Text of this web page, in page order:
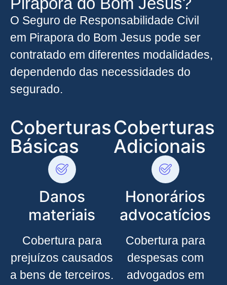
O Seguro de Responsabilidade Civil
em Pirapora do Bom Jesus pode ser
contratado em diferentes modalidades,
dependendo das necessidades do
segurado.
Coberturas
Básicas
Danos
materiais
Cobertura para
prejuízos causados
a bens de terceiros.
Coberturas
Adicionais
Honorários
advocatícios
Cobertura para
despesas com
advogados em